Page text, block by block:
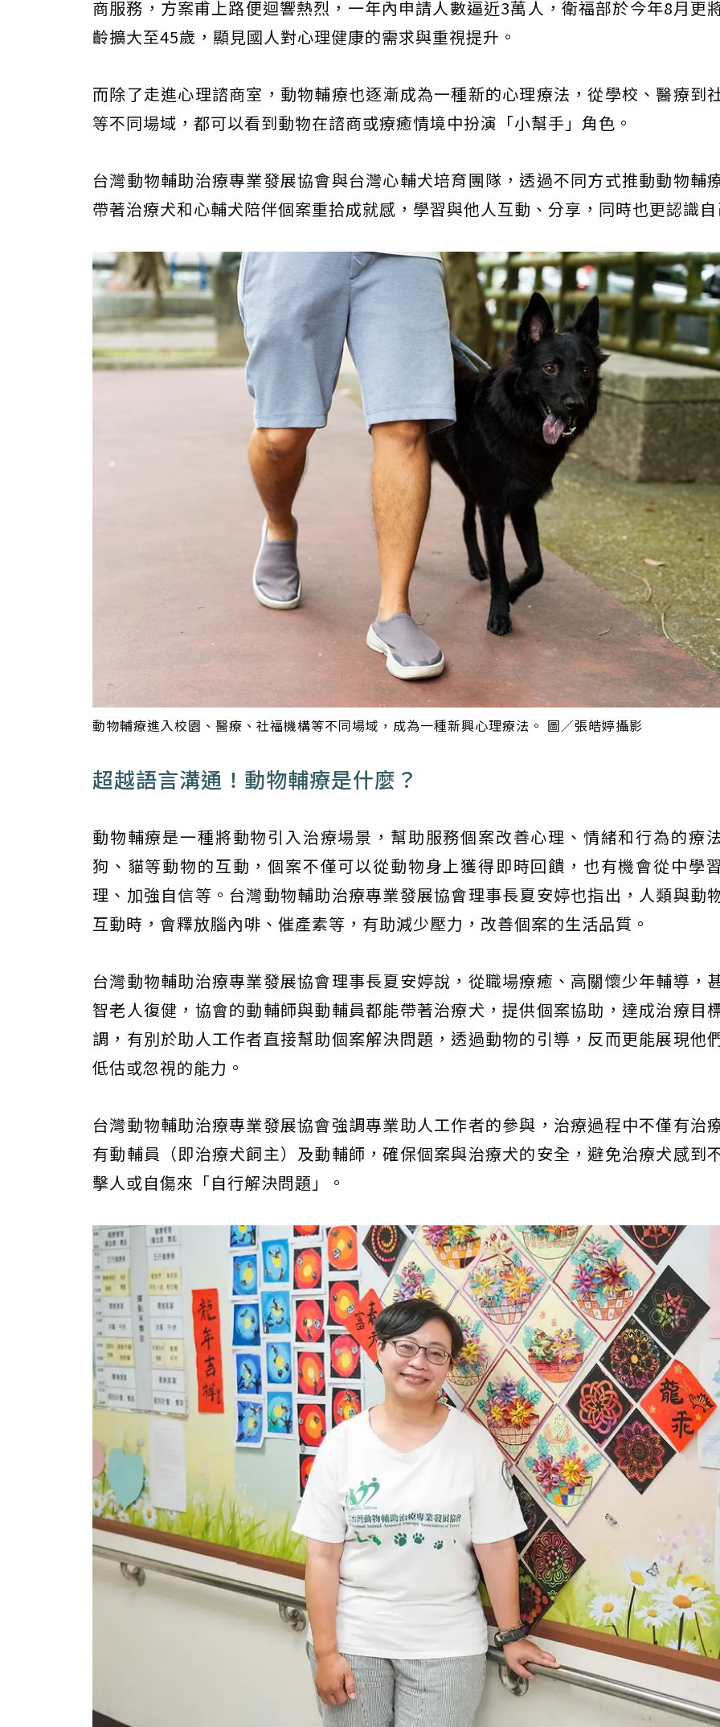
商服務，方案甫上路便迴響熱烈，一年內申請人數逼近3萬人，衛福部於今年8月更
齡擴大至45歲，顯見國人對心理健康的需求與重視提升。
而除了走進心理諮商室，動物輔療也逐漸成為一種新的心理療法，從學校、醫療到
等不同場域，都可以看到動物在諮商或療癒情境中扮演「小幫手」角色。
台灣動物輔助治療專業發展協會與台灣心輔犬培育團隊，透過不同方式推動動物輔
帶著治療犬和心輔犬陪伴個案重拾成就感，學習與他人互動、分享，同時也更認識自
動物輔療進入校園、醫療、社福機構等不同場域，成為一種新興心理療法。 圖／張皓婷攝影
超越語言溝通！動物輔療是什麼？
動物輔療是一種將動物引入治療場景，幫助服務個案改善心理、情緒和行為的療
狗、貓等動物的互動，個案不僅可以從動物身上獲得即時回饋，也有機會從中學
理、加強自信等。台灣動物輔助治療專業發展協會理事長夏安婷也指出，人類與動
互動時，會釋放腦內啡、催產素等，有助減少壓力，改善個案的生活品質。
台灣動物輔助治療專業發展協會理事長夏安婷說，從職場療癒、高關懷少年輔導，
智老人復健，協會的動輔師與動輔員都能帶著治療犬，提供個案協助，達成治療目
調，有別於助人工作者直接幫助個案解決問題，透過動物的引導，反而更能展現他
低估或忽視的能力。
台灣動物輔助治療專業發展協會強調專業助人工作者的參與，治療過程中不僅有治
有動輔員（即治療犬飼主）及動輔師，確保個案與治療犬的安全，避免治療犬感到
擊人或自傷來「自行解決問題」。